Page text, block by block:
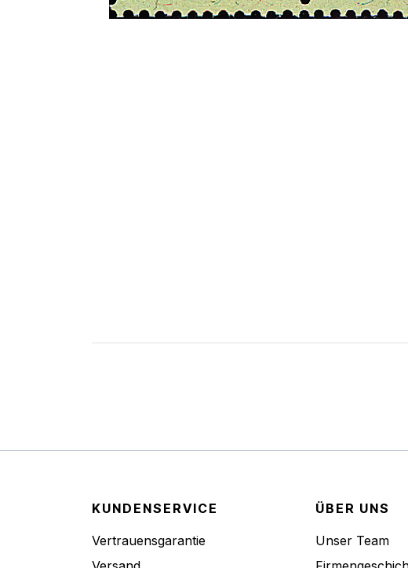
KUNDENSERVICE
Vertrauensgarantie
ÜBER UNS
Unser Team